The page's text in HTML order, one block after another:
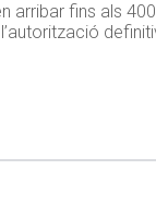
fins als